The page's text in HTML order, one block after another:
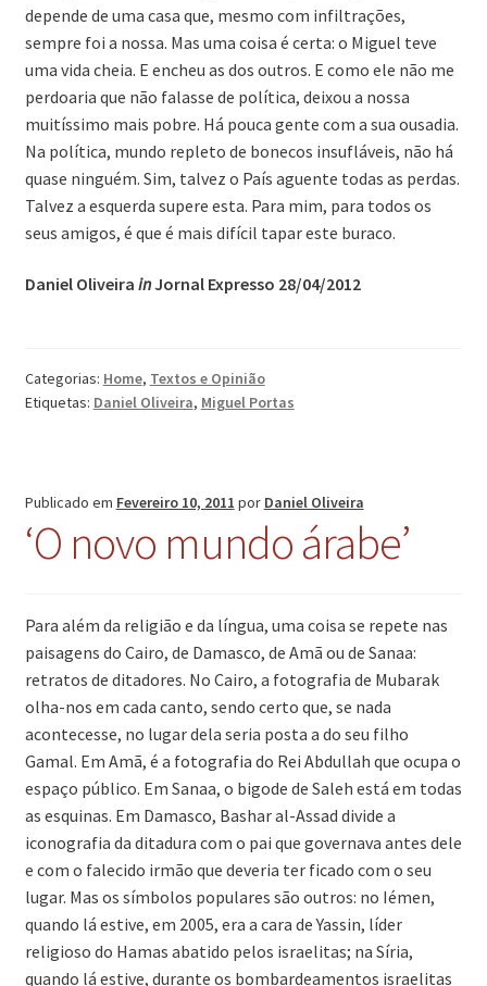
depende de uma casa que, mesmo com infiltrações,
sempre foi a nossa. Mas uma coisa é certa: o Miguel teve
uma vida cheia. E encheu as dos outros. E como ele não me
perdoaria que não falasse de política, deixou a nossa
muitíssimo mais pobre. Há pouca gente com a sua ousadia.
Na política, mundo repleto de bonecos insufláveis, não há
quase ninguém. Sim, talvez o País aguente todas as perdas.
Talvez a esquerda supere esta. Para mim, para todos os
seus amigos, é que é mais difícil tapar este buraco.
Daniel Oliveira inJornal Expresso 28/04/2012
Categorias: Home, Textos e Opinião
Etiquetas: Daniel Oliveira, Miguel Portas
Publicado em Fevereiro 10, 2011 por Daniel Oliveira
‘O novo mundo árabe’
Para além da religião e da língua, uma coisa se repete nas
paisagens do Cairo, de Damasco, de Amã ou de Sanaa:
retratos de ditadores. No Cairo, a fotografia de Mubarak
olha-nos em cada canto, sendo certo que, se nada
acontecesse, no lugar dela seria posta a do seu filho
Gamal. Em Amã, é a fotografia do Rei Abdullah que ocupa o
espaço público. Em Sanaa, o bigode de Saleh está em todas
as esquinas. Em Damasco, Bashar al-Assad divide a
iconografia da ditadura com o pai que governava antes dele
e com o falecido irmão que deveria ter ficado com o seu
lugar. Mas os símbolos populares são outros: no Iémen,
quando lá estive, em 2005, era a cara de Yassin, líder
religioso do Hamas abatido pelos israelitas; na Síria,
quando lá estive, durante os bombardeamentos israelitas